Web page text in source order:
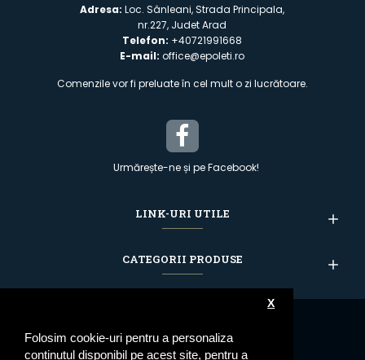
Folosim cookie-uri pentru a personaliza
conținutul disponibil pe acest site, pentru a
X
Adresa:Loc. Sânleani, Strada Principala,
nr.227, Judet Arad
Telefon: +40721991668
E-mail: office@epoleti.ro
Comenzile vor fi preluate în cel mult o zi lucrătoare.
Urmărește-ne și pe Facebook!
LINK-URI UTILE
CATEGORII PRODUSE